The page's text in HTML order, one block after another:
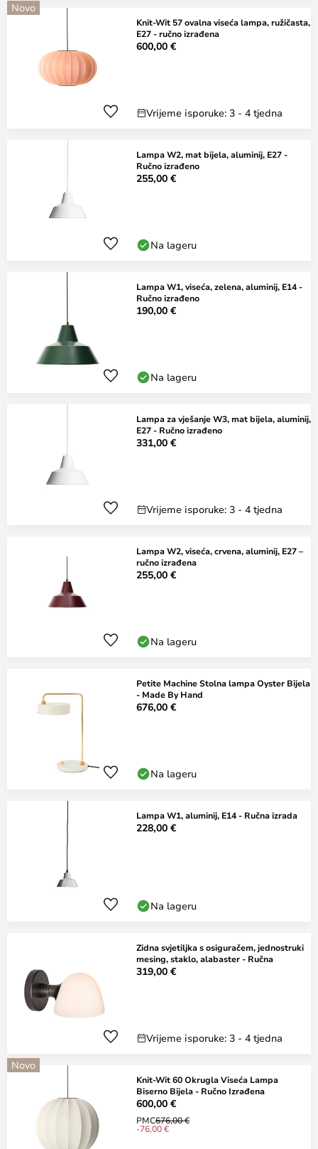
Novo
Knit-Wit 57 ovalna viseća lampa, ružičasta,
E27 - ručno izrađena
600,00 €
Vrijeme isporuke: 3 - 4 tjedna
Lampa W2, mat bijela, aluminij, E27 -
Ručno izrađeno
255,00 €
Na lageru
Lampa W1, viseća, zelena, aluminij, E14 -
Ručno izrađeno
190,00 €
Na lageru
Lampa za vješanje W3, mat bijela, aluminij,
E27 - Ručno izrađeno
331,00 €
Vrijeme isporuke: 3 - 4 tjedna
Lampa W2, viseća, crvena, aluminij, E27 –
ručno izrađena
255,00 €
Na lageru
Petite Machine Stolna lampa Oyster Bijela
- Made By Hand
676,00 €
Na lageru
Lampa W1, aluminij, E14 - Ručna izrada
228,00 €
Na lageru
Zidna svjetiljka s osiguračem, jednostruki
mesing, staklo, alabaster - Ručna
319,00 €
Vrijeme isporuke: 3 - 4 tjedna
Novo
Knit-Wit 60 Okrugla Viseća Lampa
Biserno Bijela - Ručno Izrađena
600,00 €
PMC676,00 €
-76,00 €